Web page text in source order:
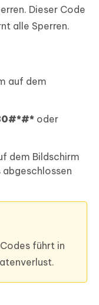
Dieser Code
alle Sperren.
auf dem
oder
dem Bildschirm
abgeschlossen
führt in